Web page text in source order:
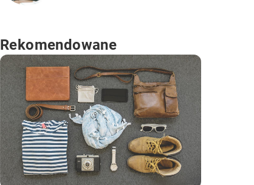
Rekomendowane